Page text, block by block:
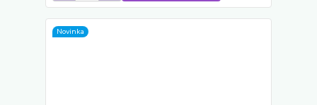
Novinka